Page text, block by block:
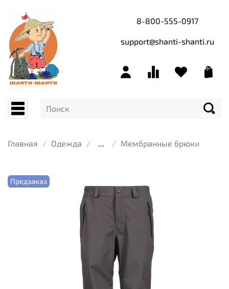
8-800-555-0917
support@shanti-shanti.ru
Главная Одежда Мембранные брюки
Предзаказ